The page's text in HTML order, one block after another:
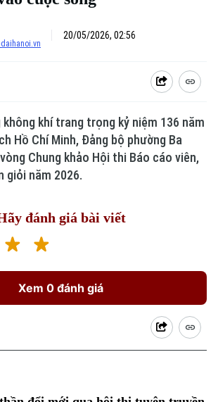
20/05/2026, 02:56
khí trang trọng kỷ niệm 136 năm
Hồ Chí Minh, Đảng bộ phường Ba
Chung khảo Hội thi Báo cáo viên,
giỏi năm 2026.
đánh giá bài viết
Xem 0 đánh giá